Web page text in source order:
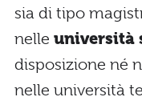
sia di tipo
nelle università
disposizione né
nelle università